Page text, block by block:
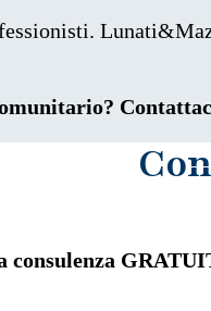
consulenza